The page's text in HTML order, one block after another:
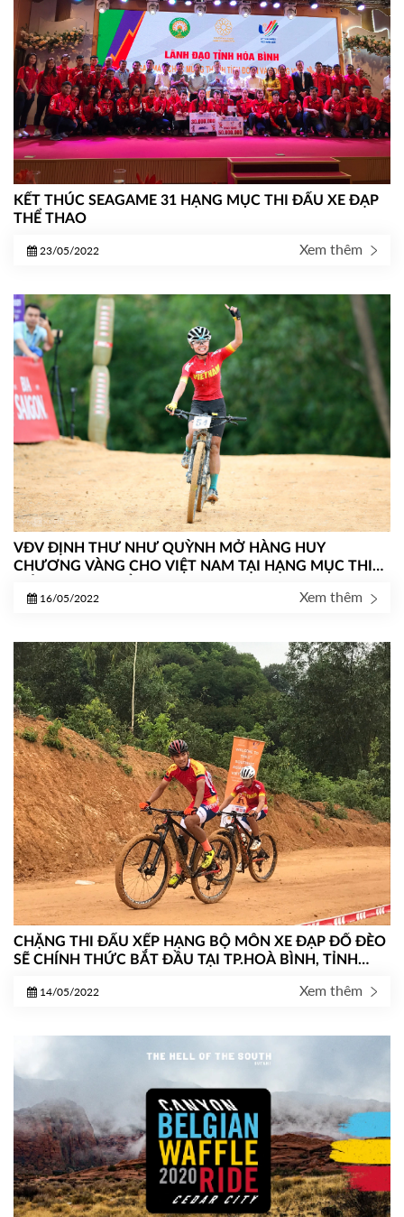
KẾT THÚC SEAGAME 31 HẠNG MỤC THI ĐẤU XE ĐẠP
THỂ THAO
23/05/2022 Xem thêm
VĐV ĐỊNH THƯ NHƯ QUỲNH MỞ HÀNG HUY
CHƯƠNG VÀNG CHO VIỆT NAM TẠI HẠNG MỤC THI
16/05/2022 Xem thêm
CHẶNG THI ĐẤU XẾP HẠNG BỘ MÔN XE ĐẠP ĐỔ ĐÈO
SẼ CHÍNH THỨC BẮT ĐẦU TẠI TP.HOÀ BÌNH, TỈNH
14/05/2022 Xem thêm